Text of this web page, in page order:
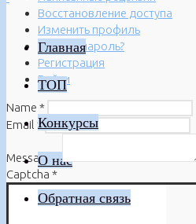
Главная
ТОП
Конкурсы
О нас
Обратная связь
Восстановление доступа
Изменить профиль
Забыли пароль?
Регистрация
Войти
Name *
Email *
Message*
Captcha *